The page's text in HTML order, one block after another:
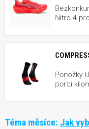
Nitro 4
Ponožky
porci
Téma měsíce: Jak